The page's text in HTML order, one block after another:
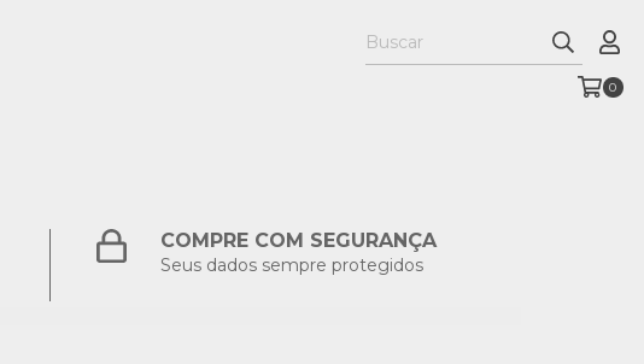
0
COMPRE COM SEGURANÇA
Seus dados sempre protegidos